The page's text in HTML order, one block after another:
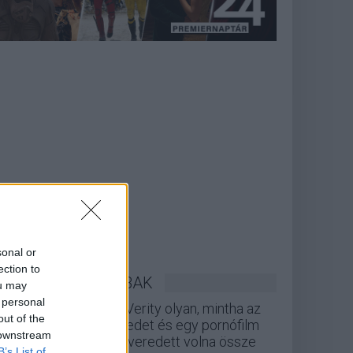
or
to
may
of the
LEGOLVASOTTABBAK
A Verity olyan, mintha az
Eredet és egy pornófilm
keveredett volna össze